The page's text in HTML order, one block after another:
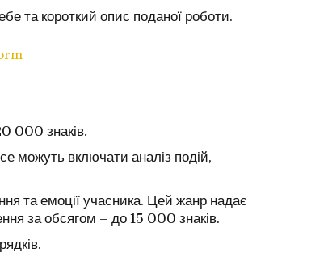
та короткий опис поданої роботи.
000 знаків.
можуть включати аналіз подій,
та емоції учасника. Цей жанр надає
за обсягом – до 15 000 знаків.